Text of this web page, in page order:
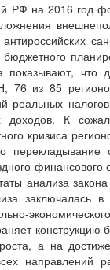
РФ на 2016 год
бюджетного
показывают,
76 из 85
реальных
доходов. К
кризиса
финансового
анализа
заключалась
конструкцию
а на
направлений